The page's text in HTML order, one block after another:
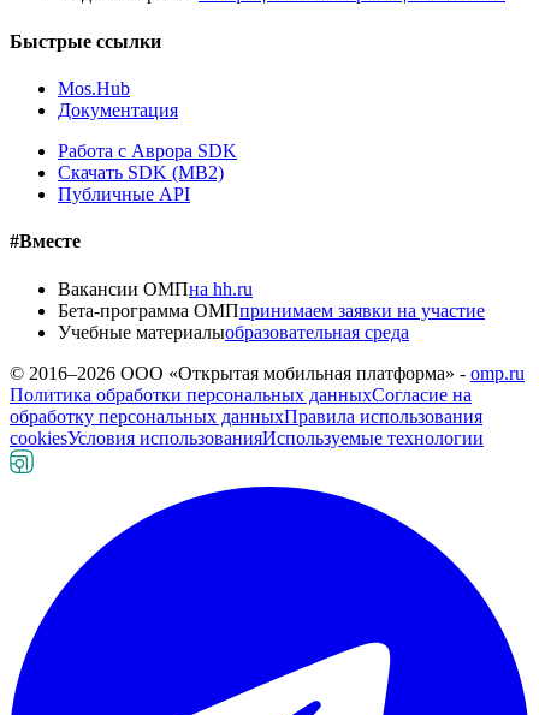
Быстрые ссылки
Mos.Hub
Документация
Работа с Аврора SDK
Скачать SDK (MB2)
Публичные API
#Вместе
Вакансии ОМПна hh.ru
Бета-программа ОМПпринимаем заявки на участие
Учебные материалыобразовательная среда
© 2016–2026 ООО «Открытая мобильная платформа» - omp.ru
Политика обработки персональных данныхСогласие на
обработку персональных данныхПравила использования
cookiesУсловия использованияИспользуемые технологии